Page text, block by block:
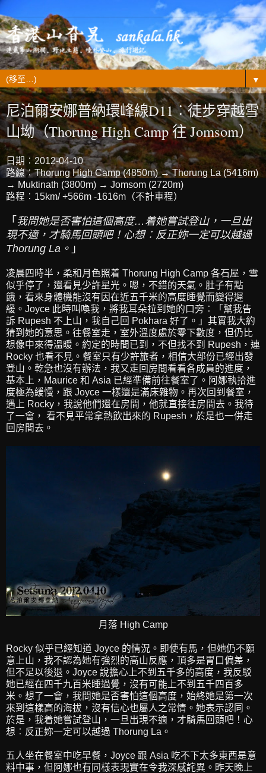
▼
尼泊爾安娜普納環峰線D11︰徒步穿越雪
山坳（Thorung High Camp 往 Jomsom）
日期︰2012-04-10
路線︰Thorung High Camp (4850m) → Thorung La (5416m)
→ Muktinath (3800m) → Jomsom (2720m)
路程︰15km/ +566m -1616m（不計車程）
「 我問她是否害怕這個高度…着她嘗試登山，一旦出
現不適，才騎馬回頭吧！心想︰反正妳一定可以越過
Thorung La。 」
凌晨四時半，柔和月色照着 Thorung High Camp 各石屋，雪
似乎停了，還看見少許星光。嗯，不錯的天氣。肚子有點
餓，看來身體機能沒有因在近五千米的高度睡覺而變得遲
緩。Joyce 此時叫喚我，將我耳朵拉到她的口旁︰「幫我告
訴 Rupesh 不上山，我自己回 Pokhara 好了。」其實我大約
猜到她的意思。往餐室走，室外溫度處於零下數度，但仍比
想像中來得溫暖。約定的時間已到，不但找不到 Rupesh，連
Rocky 也看不見。餐室只有少許旅者，相信大部份已經出發
登山。乾急也沒有辦法，我又走回房間看看各成員的進度，
基本上，Maurice 和 Asia 已經準備前往餐室了。阿娜執拾進
度極為緩慢，跟 Joyce 一樣還是滿床雜物。再次回到餐室，
遇上 Rocky，我說他們還在房間，他就直接往房間去。我待
了一會， 看不見平常拿熱飲出來的 Rupesh，於是也一併走
回房間去。
月落 High Camp
Rocky 似乎已經知道 Joyce 的情況。即使有馬，但她仍不願
意上山，我不認為她有強烈的高山反應，頂多是胃口偏差，
但不足以後退。Joyce 說擔心上不到五千多的高度，我反駁
她已經在四千九百米睡過覺，沒有可能上不到五千四百多
米。想了一會，我問她是否害怕這個高度，始終她是第一次
來到這樣高的海拔，沒有信心也屬人之常情。她表示認同。
於是，我着她嘗試登山，一旦出現不適，才騎馬回頭吧！心
想︰反正妳一定可以越過 Thorung La。
五人坐在餐室中吃早餐，Joyce 跟 Asia 吃不下太多東西是意
料中事，但阿娜也有同樣表現實在令我深感詫異。昨天晚上